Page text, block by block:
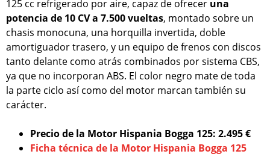
125 cc refrigerado por aire, capaz de ofrecer una
potencia de 10 CV a 7.500 vueltas, montado sobre un
chasis monocuna, una horquilla invertida, doble
amortiguador trasero, y un equipo de frenos con discos
tanto delante como atrás combinados por sistema CBS,
ya que no incorporan ABS. El color negro mate de toda
la parte ciclo así como del motor marcan también su
carácter.
Precio de la Motor Hispania Bogga 125: 2.495 €
Ficha técnica de la Motor Hispania Bogga 125